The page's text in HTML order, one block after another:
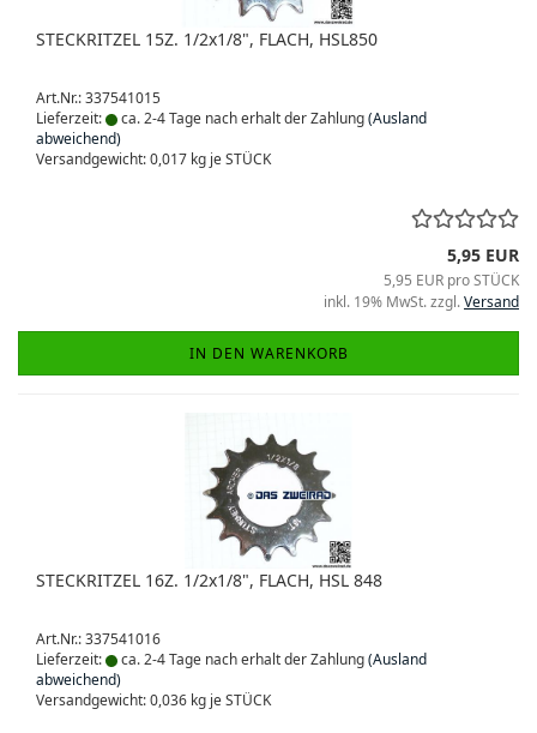
STECKRITZEL 15Z. 1/2x1/8", FLACH, HSL850
Art.Nr.: 337541015
Lieferzeit:
ca. 2-4 Tage nach erhalt der Zahlung(Ausland
abweichend)
Versandgewicht:0,017 kg je STÜCK
5,95 EUR
5,95 EUR pro STÜCK
inkl. 19% MwSt. zzgl.Versand
IN DEN WARENKORB
STECKRITZEL 16Z. 1/2x1/8", FLACH, HSL 848
Art.Nr.: 337541016
Lieferzeit:
ca. 2-4 Tage nach erhalt der Zahlung(Ausland
abweichend)
Versandgewicht:0,036 kg je STÜCK